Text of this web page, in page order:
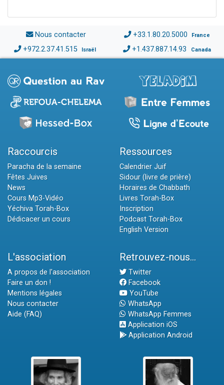
Nous contacter +33.1.80.20.5000 France
+972.2.37.41.515 Israël +1.437.887.14.93 Canada
Raccourcis
Paracha de la semaine
Fêtes Juives
News
Cours Mp3-Vidéo
Yéchiva Torah-Box
Dédicacer un cours
Ressources
Calendrier Juif
Sidour (livre de prière)
Horaires de Chabbath
Livres Torah-Box
Inscription
Podcast Torah-Box
English Version
L'association
A propos de l'association
Faire un don !
Mentions légales
Nous contacter
Aide (FAQ)
Retrouvez-nous...
Twitter
Facebook
YouTube
WhatsApp
WhatsApp Femmes
Application iOS
Application Android